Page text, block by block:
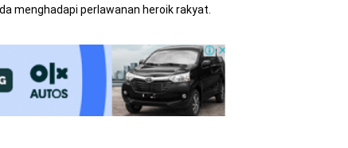
menghadapi perlawanan heroik rakyat.